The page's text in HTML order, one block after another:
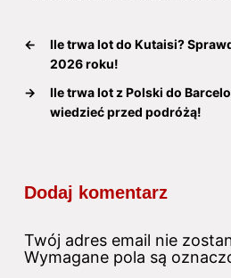
←
Ile trwa lot do Kutaisi?
2026 roku!
→
Ile trwa lot z Polski do
wiedzieć przed podróżą!
Dodaj komentarz
Twój adres email nie
Wymagane pola są